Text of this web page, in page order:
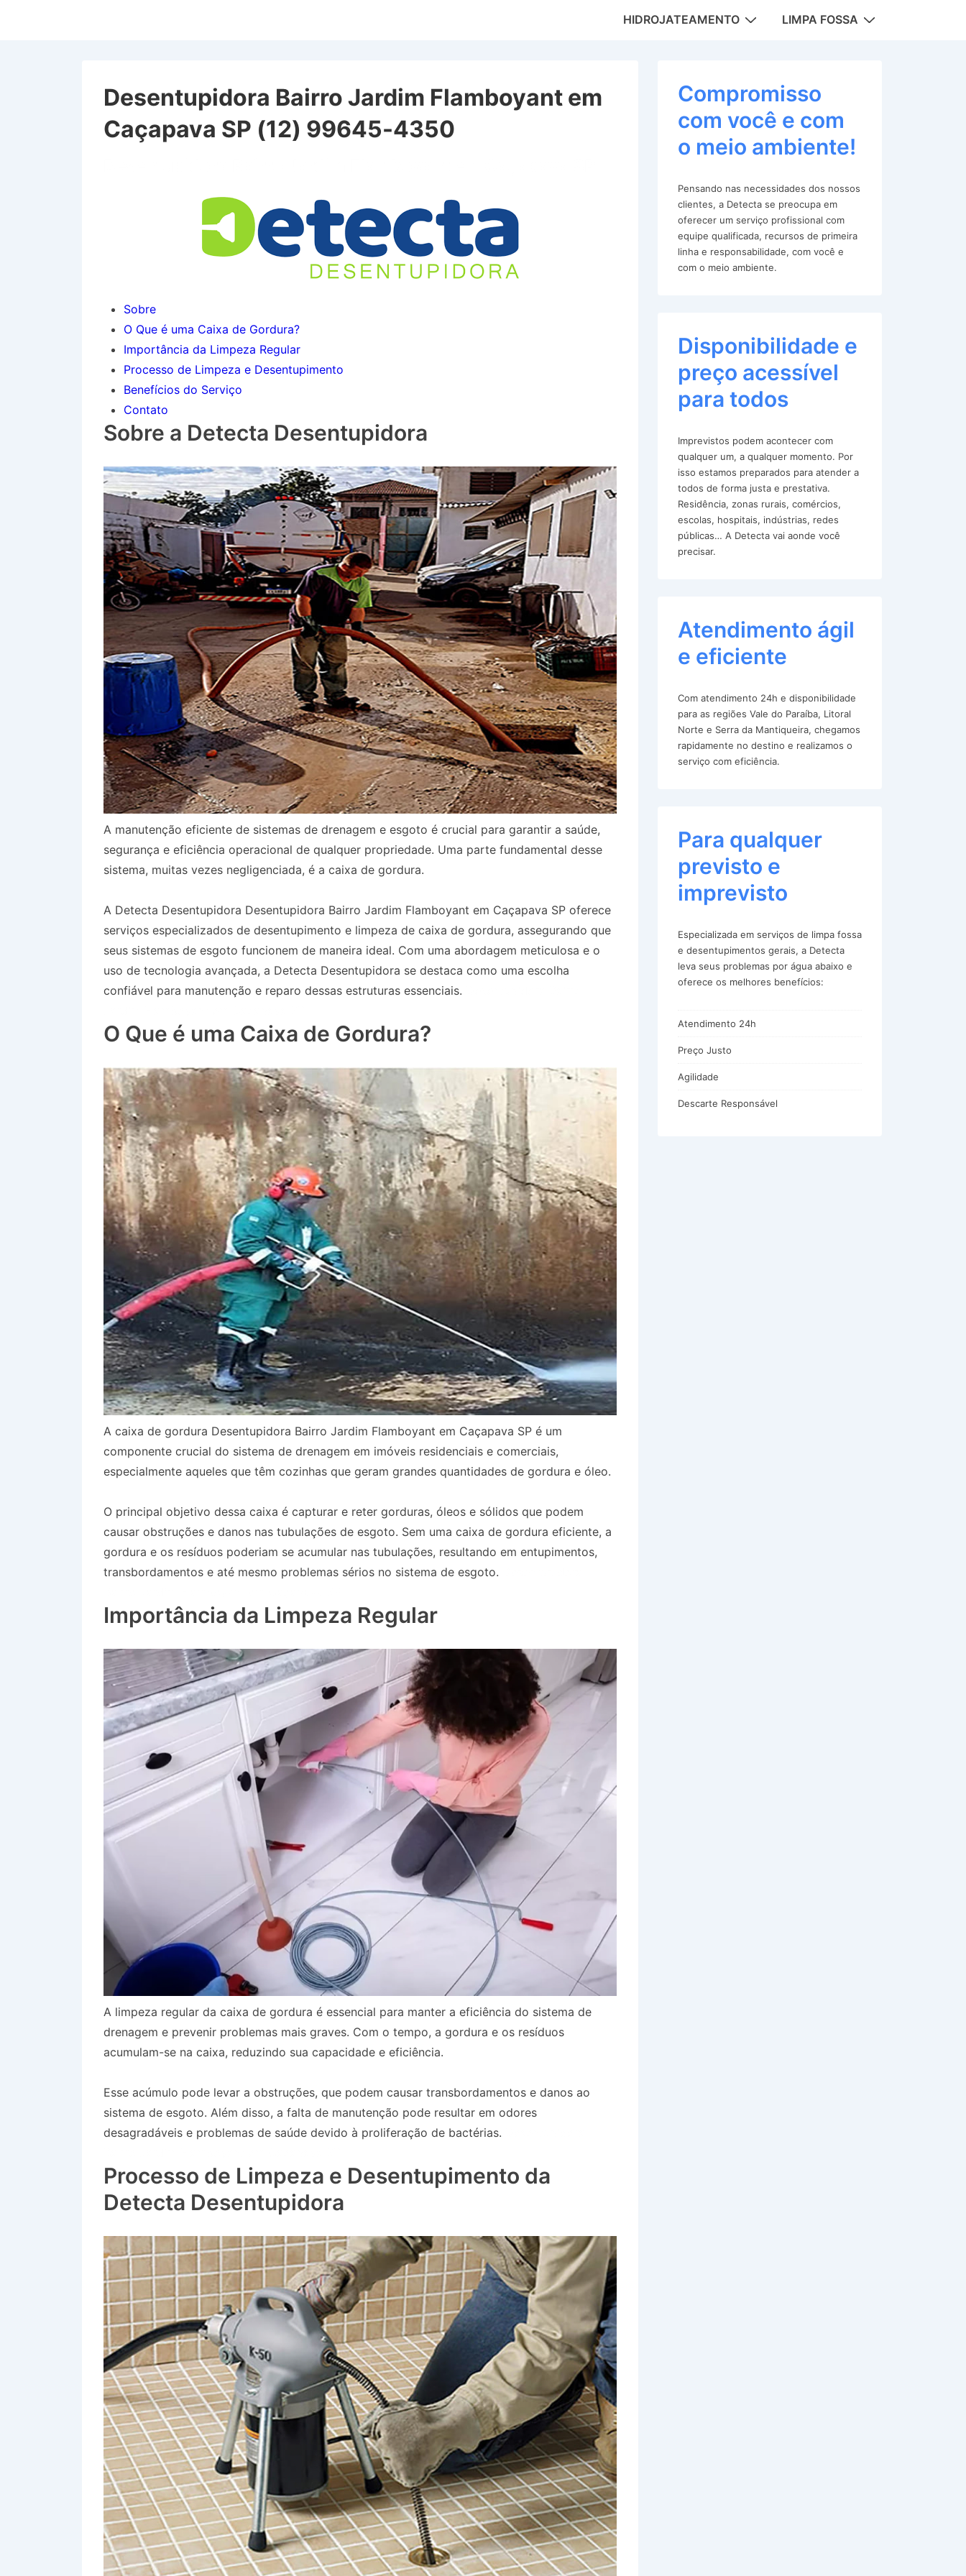
MainHIDROJATEAMENTO LIMPA FOSSA
Desentupidora Bairro Jardim Flamboyant em
Caçapava SP (12) 99645-4350
Sobre
O Que é uma Caixa de Gordura?
Importância da Limpeza Regular
Processo de Limpeza e Desentupimento
Benefícios do Serviço
Contato
Sobre a Detecta Desentupidora
A manutenção eficiente de sistemas de drenagem e esgoto é crucial para garantir a saúde,
segurança e eficiência operacional de qualquer propriedade. Uma parte fundamental desse
sistema, muitas vezes negligenciada, é a caixa de gordura.
A Detecta Desentupidora Desentupidora Bairro Jardim Flamboyant em Caçapava SP oferece
serviços especializados de desentupimento e limpeza de caixa de gordura, assegurando que
seus sistemas de esgoto funcionem de maneira ideal. Com uma abordagem meticulosa e o
uso de tecnologia avançada, a Detecta Desentupidora se destaca como uma escolha
confiável para manutenção e reparo dessas estruturas essenciais.
O Que é uma Caixa de Gordura?
A caixa de gordura Desentupidora Bairro Jardim Flamboyant em Caçapava SP é um
componente crucial do sistema de drenagem em imóveis residenciais e comerciais,
especialmente aqueles que têm cozinhas que geram grandes quantidades de gordura e óleo.
O principal objetivo dessa caixa é capturar e reter gorduras, óleos e sólidos que podem
causar obstruções e danos nas tubulações de esgoto. Sem uma caixa de gordura eficiente, a
gordura e os resíduos poderiam se acumular nas tubulações, resultando em entupimentos,
transbordamentos e até mesmo problemas sérios no sistema de esgoto.
Importância da Limpeza Regular
A limpeza regular da caixa de gordura é essencial para manter a eficiência do sistema de
drenagem e prevenir problemas mais graves. Com o tempo, a gordura e os resíduos
acumulam-se na caixa, reduzindo sua capacidade e eficiência.
Esse acúmulo pode levar a obstruções, que podem causar transbordamentos e danos ao
sistema de esgoto. Além disso, a falta de manutenção pode resultar em odores
desagradáveis e problemas de saúde devido à proliferação de bactérias.
Processo de Limpeza e Desentupimento da
Detecta Desentupidora
Compromisso
com você e com
o meio ambiente!
Pensando nas necessidades dos nossos
clientes, a Detecta se preocupa em
oferecer um serviço profissional com
equipe qualificada, recursos de primeira
linha e responsabilidade, com você e
com o meio ambiente.
Disponibilidade e
preço acessível
para todos
Imprevistos podem acontecer com
qualquer um, a qualquer momento. Por
isso estamos preparados para atender a
todos de forma justa e prestativa.
Residência, zonas rurais, comércios,
escolas, hospitais, indústrias, redes
públicas… A Detecta vai aonde você
precisar.
Atendimento ágil
e eficiente
Com atendimento 24h e disponibilidade
para as regiões Vale do Paraíba, Litoral
Norte e Serra da Mantiqueira, chegamos
rapidamente no destino e realizamos o
serviço com eficiência.
Para qualquer
previsto e
imprevisto
Especializada em serviços de limpa fossa
e desentupimentos gerais, a Detecta
leva seus problemas por água abaixo e
oferece os melhores benefícios:
Atendimento 24h
Preço Justo
Agilidade
Descarte Responsável